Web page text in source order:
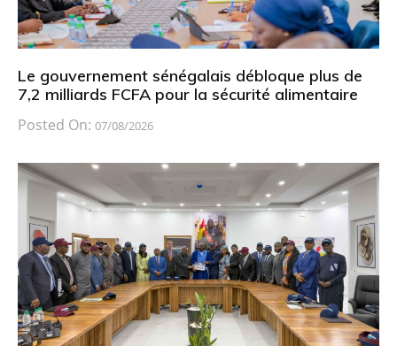
Le gouvernement sénégalais débloque plus de
7,2 milliards FCFA pour la sécurité alimentaire
Posted On: 07/08/2026